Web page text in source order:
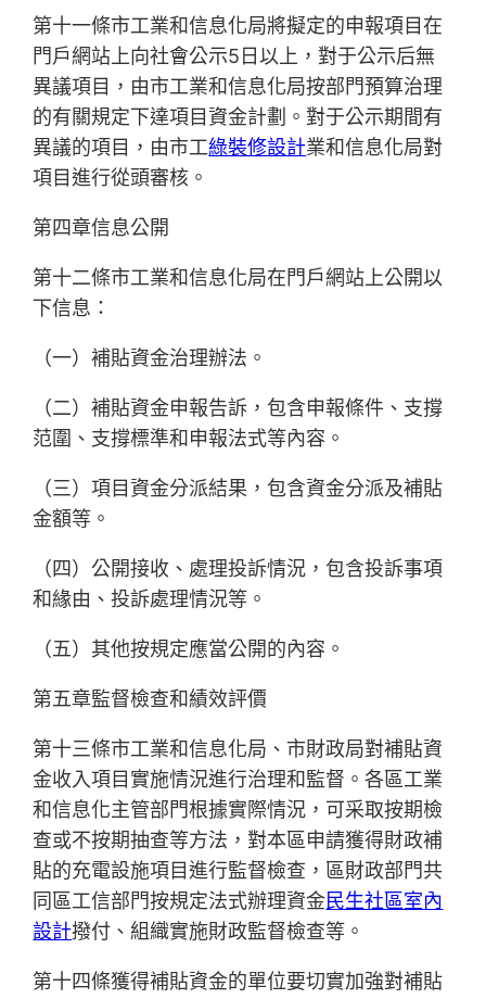
第十一條市工業和信息化局將擬定的申報項目在
門戶網站上向社會公示5日以上，對于公示后無
異議項目，由市工業和信息化局按部門預算治理
的有關規定下達項目資金計劃。對于公示期間有
異議的項目，由市工綠裝修設計業和信息化局對
項目進行從頭審核。
第四章信息公開
第十二條市工業和信息化局在門戶網站上公開以
下信息：
（一）補貼資金治理辦法。
（二）補貼資金申報告訴，包含申報條件、支撐
范圍、支撐標準和申報法式等內容。
（三）項目資金分派結果，包含資金分派及補貼
金額等。
（四）公開接收、處理投訴情況，包含投訴事項
和緣由、投訴處理情況等。
（五）其他按規定應當公開的內容。
第五章監督檢查和績效評價
第十三條市工業和信息化局、市財政局對補貼資
金收入項目實施情況進行治理和監督。各區工業
和信息化主管部門根據實際情況，可采取按期檢
查或不按期抽查等方法，對本區申請獲得財政補
貼的充電設施項目進行監督檢查，區財政部門共
同區工信部門按規定法式辦理資金民生社區室內
設計撥付、組織實施財政監督檢查等。
第十四條獲得補貼資金的單位要切實加強對補貼